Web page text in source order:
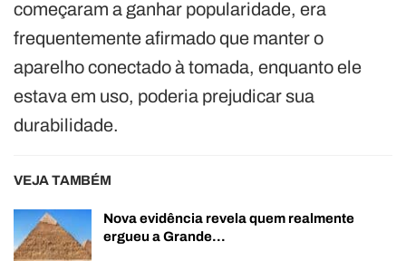
começaram a ganhar popularidade, era
frequentemente afirmado que manter o
aparelho conectado à tomada, enquanto ele
estava em uso, poderia prejudicar sua
durabilidade.
VEJA TAMBÉM
Nova evidência revela quem realmente
ergueu a Grande…